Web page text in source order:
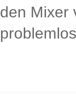
den Mixer